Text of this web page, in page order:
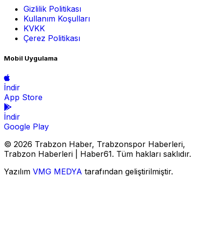
Gizlilik Politikası
Kullanım Koşulları
KVKK
Çerez Politikası
Mobil Uygulama
İndir
App Store
İndir
Google Play
© 2026 Trabzon Haber, Trabzonspor Haberleri,
Trabzon Haberleri | Haber61. Tüm hakları saklıdır.
Yazılım VMG MEDYA tarafından geliştirilmiştir.